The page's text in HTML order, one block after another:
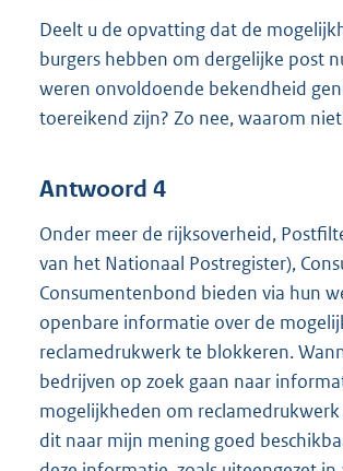
Deelt u de opvatting dat de
burgers hebben om dergelijke post
weren onvoldoende bekendheid
toereikend zijn? Zo nee, waarom
Antwoord 4
Onder meer de rijksoverheid,
van het Nationaal Postregister),
Consumentenbond bieden via hun
openbare informatie over de
reclamedrukwerk te blokkeren.
bedrijven op zoek gaan naar
mogelijkheden om
dit naar mijn mening goed